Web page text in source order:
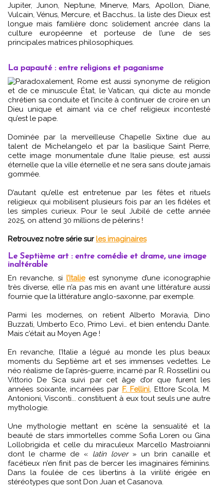
Jupiter, Junon, Neptune, Minerve, Mars, Apollon, Diane,
Vulcain, Vénus, Mercure, et Bacchus… la liste des Dieux est
longue mais familière donc solidement ancrée dans la
culture européenne et porteuse de l’une de ses
principales matrices philosophiques.
La papauté : entre religions et paganisme
Paradoxalement, Rome est aussi synonyme de religion
et de ce minuscule État, le Vatican, qui dicte au monde
chrétien sa conduite et l’incite à continuer de croire en un
Dieu unique et aimant via ce chef religieux incontesté
qu’est le pape.
Dominée par la merveilleuse Chapelle Sixtine due au
talent de Michelangelo et par la basilique Saint Pierre,
cette image monumentale d’une Italie pieuse, est aussi
éternelle que la ville éternelle et ne sera sans doute jamais
gommée.
D’autant qu’elle est entretenue par les fêtes et rituels
religieux qui mobilisent plusieurs fois par an les fidèles et
les simples curieux. Pour le seul Jubilé de cette année
2025, on attend 30 millions de pèlerins !
Retrouvez notre série sur les imaginaires
Le Septième art : entre comédie et drame, une image
inaltérable
En revanche, si l’Italieest synonyme d’une iconographie
très diverse, elle n’a pas mis en avant une littérature aussi
fournie que la littérature anglo-saxonne, par exemple.
Parmi les modernes, on retient Alberto Moravia, Dino
Buzzati, Umberto Eco, Primo Levi… et bien entendu Dante.
Mais c’était au Moyen Age !
En revanche, l’Italie a légué au monde les plus beaux
moments du Septième art et ses immenses vedettes. Le
néo réalisme de l’après-guerre, incarné par R. Rossellini ou
Vittorio De Sica suivi par cet âge d’or que furent les
années soixante, incarnées par F. Fellini, Ettore Scola, M.
Antonioni, Visconti... constituent à eux tout seuls une autre
mythologie.
Une mythologie mettant en scène la sensualité et la
beauté de stars immortelles comme Sofia Loren ou Gina
Lollobrigida et celle du miraculeux Marcello Mastroianni
dont le charme de « latin lover » un brin canaille et
facétieux n’en finit pas de bercer les imaginaires féminins.
Dans la foulée de ces libertins à la virilité érigée en
stéréotypes que sont Don Juan et Casanova.